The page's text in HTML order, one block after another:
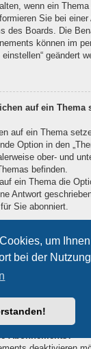
um
bei der
wenn ein
Sie bei
des Boards. Die
können im
geändert
auf ein Thema
auf ein Thema
Option in den
ober- und
befinden.
ein Thema die
Antwort
Sie abonniert.
verwenden Sie im
am Ende der Seite